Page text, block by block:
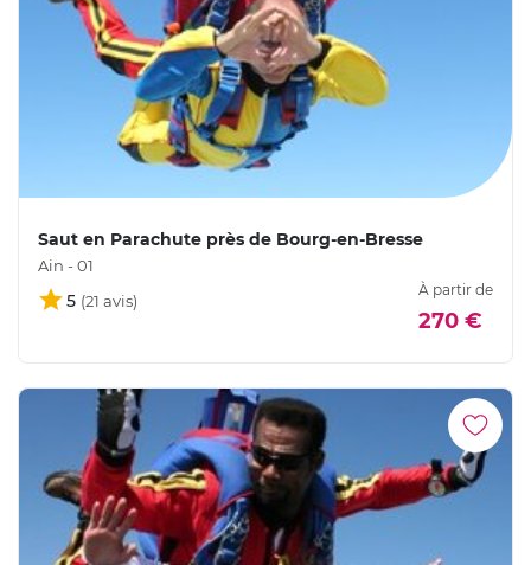
Saut en Parachute près de Bourg-en-Bresse
Ain - 01
5
À partir de
270 €